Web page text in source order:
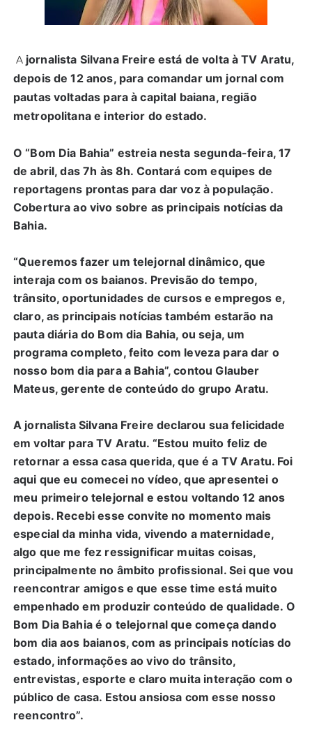
A jornalista Silvana Freire está de volta à TV Aratu,
depois de 12 anos, para comandar um jornal com
pautas voltadas para à capital baiana, região
metropolitana e interior do estado.
O “Bom Dia Bahia” estreia nesta segunda-feira, 17
de abril, das 7h às 8h. Contará com equipes de
reportagens prontas para dar voz à população.
Cobertura ao vivo sobre as principais notícias da
Bahia.
“Queremos fazer um telejornal dinâmico, que
interaja com os baianos. Previsão do tempo,
trânsito, oportunidades de cursos e empregos e,
claro, as principais notícias também estarão na
pauta diária do Bom dia Bahia, ou seja, um
programa completo, feito com leveza para dar o
nosso bom dia para a Bahia”, contou Glauber
Mateus, gerente de conteúdo do grupo Aratu.
A jornalista Silvana Freire declarou sua felicidade
em voltar para TV Aratu. “Estou muito feliz de
retornar a essa casa querida, que é a TV Aratu. Foi
aqui que eu comecei no vídeo, que apresentei o
meu primeiro telejornal e estou voltando 12 anos
depois. Recebi esse convite no momento mais
especial da minha vida, vivendo a maternidade,
algo que me fez ressignificar muitas coisas,
principalmente no âmbito profissional. Sei que vou
reencontrar amigos e que esse time está muito
empenhado em produzir conteúdo de qualidade. O
Bom Dia Bahia é o telejornal que começa dando
bom dia aos baianos, com as principais notícias do
estado, informações ao vivo do trânsito,
entrevistas, esporte e claro muita interação com o
público de casa. Estou ansiosa com esse nosso
reencontro”.